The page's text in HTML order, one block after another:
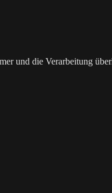
und die Verarbeitung